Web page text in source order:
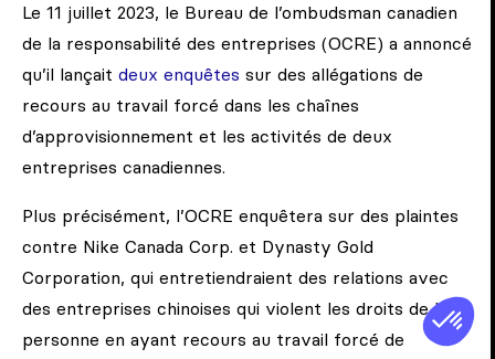
Le 11 juillet 2023, le Bureau de l’ombudsman canadien
de la responsabilité des entreprises (OCRE) a annoncé
qu’il lançait deux enquêtes sur des allégations de
recours au travail forcé dans les chaînes
d’approvisionnement et les activités de deux
entreprises canadiennes.
Plus précisément, l’OCRE enquêtera sur des plaintes
contre Nike Canada Corp. et Dynasty Gold
Corporation, qui entretiendraient des relations avec
des entreprises chinoises qui violent les droits de la
personne en ayant recours au travail forcé de